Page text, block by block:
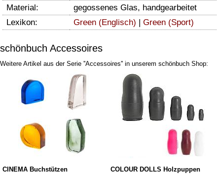
Material:
gegossenes Glas, handgearbeitet
Lexikon:
Green (Englisch) Green (Sport)
schönbuch Accessoires
Weitere Artikel aus der Serie ''Accessoires'' in unserem schönbuch Shop:
CINEMA Buchstützen COLOUR DOLLS Holzpuppen